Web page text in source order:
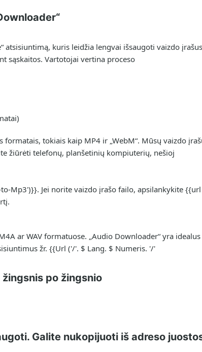
atsisiuntimą, kuris leidžia lengvai išsaugoti vaizdo
sąskaitos. Vartotojai vertina proceso
formatais, tokiais kaip MP4 ir „WebM“. Mūsų vaizdo
žiūrėti telefonų, planšetinių kompiuterių, nešioj
Mp3')}}. Jei norite vaizdo įrašo failo, apsilankykite
ar WAV formatuose. „Audio Downloader“ yra
žr. {{Url ('/'. $ Lang. $ Numeris. '/'
žingsnis po žingsnio
Galite nukopijuoti iš adreso